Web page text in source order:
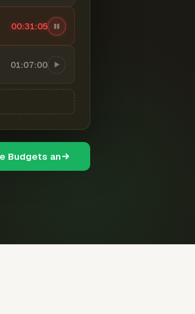
00:31:06
01:07:00
Budgets an